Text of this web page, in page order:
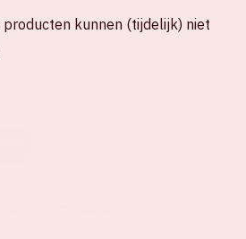
in Concert 2026 in de Johan
verkoop via www.ticketpoint.nl.
voor de Toppers in Concert
Ticketpoint.
op de
producten kunnen (tijdelijk) niet